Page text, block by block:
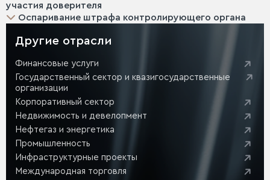
участия доверителя
Оспаривание штрафа контролирующего органа
Другие отрасли
Финансовые услуги
Государственный сектор и квазигосударственные
организации
Корпоративный сектор
Недвижимость и девелопмент
Нефтегаз и энергетика
Промышленность
Инфраструктурные проекты
Международная торговля